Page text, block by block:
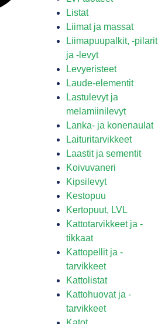
Listat
Liimat ja massat
Liimapuupalkit, -pilarit
ja -levyt
Levyeristeet
Laude-elementit
Lastulevyt ja
melamiinilevyt
Lanka- ja konenaulat
Laituritarvikkeet
Laastit ja sementit
Koivuvaneri
Kipsilevyt
Kestopuu
Kertopuut, LVL
Kattotarvikkeet ja -
tikkaat
Kattopellit ja -
tarvikkeet
Kattolistat
Kattohuovat ja -
tarvikkeet